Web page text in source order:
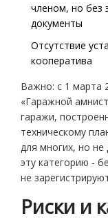
членом, но без
документы
Отсутствие
кооператива
Важно: с 1 марта
«Гаражной
гаражи,
техническому
для многих, но не
эту категорию -
не
Риски и